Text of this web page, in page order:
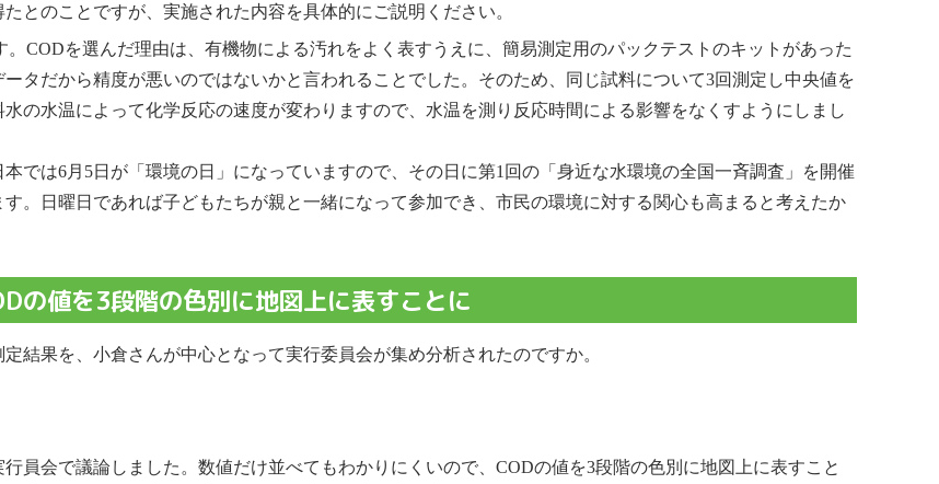
のことですが、実施された内容を具体的にご説明ください。
を選んだ理由は、有機物による汚れをよく表すうえに、簡易測定用のパックテストのキットがあった
タだから精度が悪いのではないかと言われることでした。そのため、同じ試料について3回測定し中央値を
の水温によって化学反応の速度が変わりますので、水温を測り反応時間による影響をなくすようにしまし
では6月5日が「環境の日」になっていますので、その日に第1回の「身近な水環境の全国一斉調査」を開催
。日曜日であれば子どもたちが親と一緒になって参加でき、市民の環境に対する関心も高まると考えたか
の値を3段階の色別に地図上に表すことに
果を、小倉さんが中心となって実行委員会が集め分析されたのですか。
会で議論しました。数値だけ並べてもわかりにくいので、CODの値を3段階の色別に地図上に表すこと